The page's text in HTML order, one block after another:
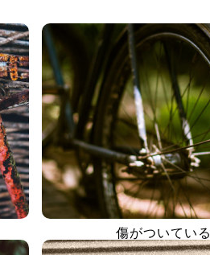
傷がついている